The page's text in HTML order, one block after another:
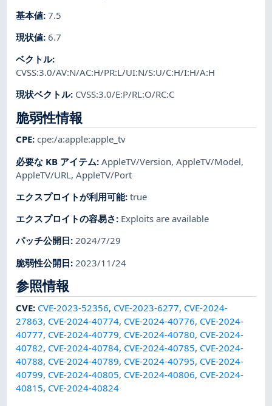
基本値:7.5
現状値:6.7
ベクトル:
CVSS:3.0/AV:N/AC:H/PR:L/UI:N/S:U/C:H/I:H/A:H
現状ベクトル: CVSS:3.0/E:P/RL:O/RC:C
脆弱性情報
CPE:cpe:/a:apple:apple_tv
必要な KB アイテム:AppleTV/Version,AppleTV/Model,
AppleTV/URL,AppleTV/Port
エクスプロイトが利用可能:true
エクスプロイトの容易さ: Exploits are available
パッチ公開日:2024/7/29
脆弱性公開日: 2023/11/24
参照情報
CVE: CVE-2023-52356, CVE-2023-6277, CVE-2024-
27863, CVE-2024-40774, CVE-2024-40776, CVE-2024-
40777, CVE-2024-40779, CVE-2024-40780, CVE-2024-
40782, CVE-2024-40784, CVE-2024-40785, CVE-2024-
40788, CVE-2024-40789, CVE-2024-40795, CVE-2024-
40799, CVE-2024-40805, CVE-2024-40806, CVE-2024-
40815, CVE-2024-40824